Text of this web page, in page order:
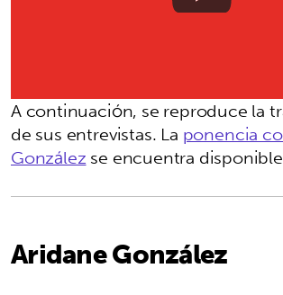
A continuación, se reproduce la
de sus entrevistas. La ponencia
Gonzálezse encuentra
Aridane González